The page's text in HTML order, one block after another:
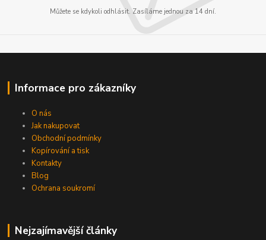
Můžete se kdykoli odhlásit. Zasíláme jednou za 14 dní.
Informace pro zákazníky
O nás
Jak nakupovat
Obchodní podmínky
Kopírování a tisk
Kontakty
Blog
Ochrana soukromí
Nejzajímavější články